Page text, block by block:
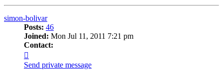
simon-bolivar
Posts: 46
Joined: Mon Jul 11, 2011 7:21 pm
Contact:
simon-
bolivar
Send private message